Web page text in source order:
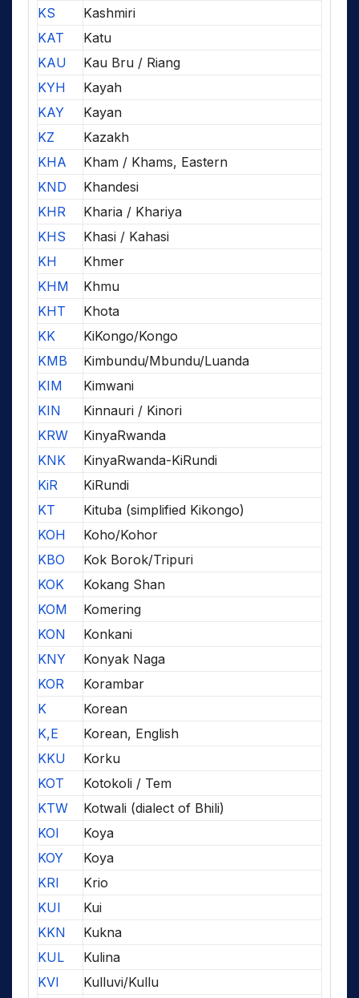
KS
Kashmiri
KAT
Katu
KAU
Kau Bru / Riang
KYH
Kayah
KAY
Kayan
KZ
Kazakh
KHA
Kham / Khams, Eastern
KND
Khandesi
KHR
Kharia / Khariya
KHS
Khasi / Kahasi
KH
Khmer
KHM
Khmu
KHT
Khota
KK
KiKongo/Kongo
KMB
Kimbundu/Mbundu/Luanda
KIM
Kimwani
KIN
Kinnauri / Kinori
KRW
KinyaRwanda
KNK
KinyaRwanda-KiRundi
KiR
KiRundi
KT
Kituba (simplified Kikongo)
KOH
Koho/Kohor
KBO
Kok Borok/Tripuri
KOK
Kokang Shan
KOM
Komering
KON
Konkani
KNY
Konyak Naga
KOR
Korambar
K
Korean
K,E
Korean, English
KKU
Korku
KOT
Kotokoli / Tem
KTW
Kotwali (dialect of Bhili)
KOI
Koya
KOY
Koya
KRI
Krio
KUI
Kui
KKN
Kukna
KUL
Kulina
KVI
Kulluvi/Kullu